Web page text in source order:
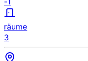
räume
3